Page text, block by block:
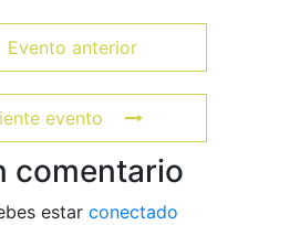
Evento anterior
evento
comentario
estar conectado